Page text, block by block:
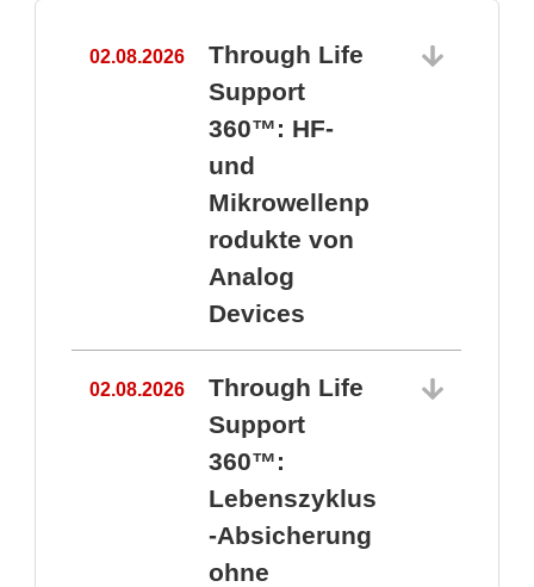
02.08.2026
Through Life
Support
360™: HF-
und
Mikrowellenp
rodukte von
Analog
Devices
02.08.2026
Through Life
Support
360™:
Lebenszyklus
-Absicherung
ohne